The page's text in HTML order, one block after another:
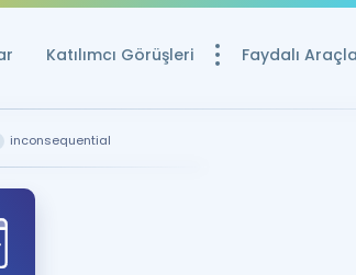
Katılımcı Görüşleri Faydalı
Ücretsiz Kaynaklar
YDS ve YÖKDİL için Ücretsiz
inconsequential